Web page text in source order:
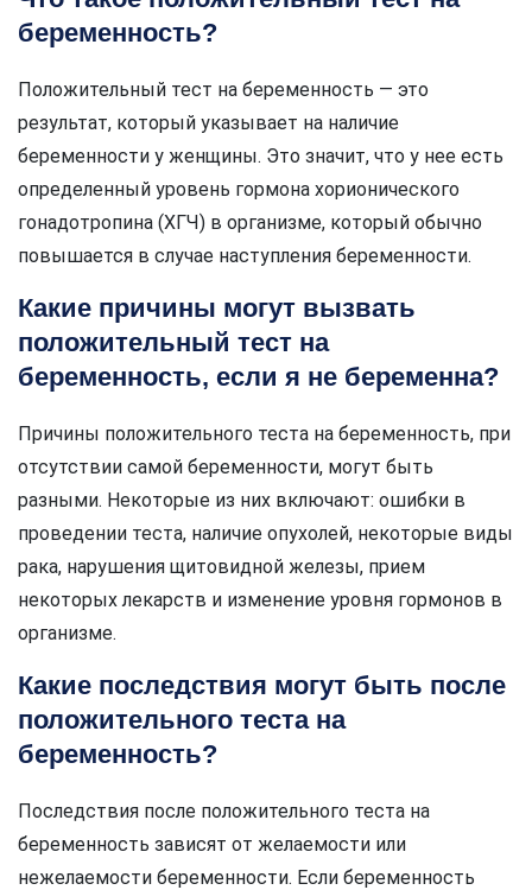
беременность?
Положительный тест на беременность — это
результат, который указывает на наличие
беременности у женщины. Это значит, что у нее есть
определенный уровень гормона хорионического
гонадотропина (ХГЧ) в организме, который обычно
повышается в случае наступления беременности.
Какие причины могут вызвать
положительный тест на
беременность, если я не беременна?
Причины положительного теста на беременность, при
отсутствии самой беременности, могут быть
разными. Некоторые из них включают: ошибки в
проведении теста, наличие опухолей, некоторые виды
рака, нарушения щитовидной железы, прием
некоторых лекарств и изменение уровня гормонов в
организме.
Какие последствия могут быть после
положительного теста на
беременность?
Последствия после положительного теста на
беременность зависят от желаемости или
нежелаемости беременности. Если беременность